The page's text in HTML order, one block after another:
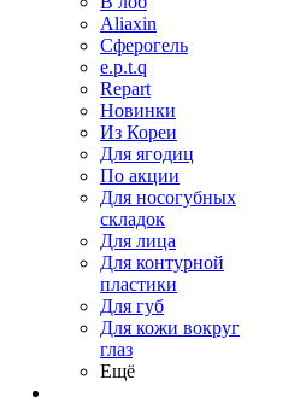
Aliaxin
Сферогель
e.p.t.q
Repart
Новинки
Из Кореи
Для ягодиц
По акции
Для носогубных
складок
Для лица
Для контурной
пластики
Для губ
Для кожи вокруг
глаз
Ещё